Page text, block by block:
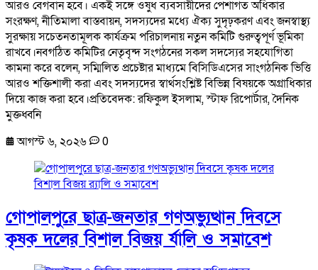
আরও বেগবান হবে। একই সঙ্গে ওষুধ ব্যবসায়ীদের পেশাগত অধিকার
সংরক্ষণ, নীতিমালা বাস্তবায়ন, সদস্যদের মধ্যে ঐক্য সুদৃঢ়করণ এবং জনস্বাস্থ্য
সুরক্ষায় সচেতনতামূলক কার্যক্রম পরিচালনায় নতুন কমিটি গুরুত্বপূর্ণ ভূমিকা
রাখবে।নবগঠিত কমিটির নেতৃবৃন্দ সংগঠনের সকল সদস্যের সহযোগিতা
কামনা করে বলেন, সম্মিলিত প্রচেষ্টার মাধ্যমে বিসিডিএসের সাংগঠনিক ভিত্তি
আরও শক্তিশালী করা এবং সদস্যদের স্বার্থসংশ্লিষ্ট বিভিন্ন বিষয়কে অগ্রাধিকার
দিয়ে কাজ করা হবে।প্রতিবেদক: রফিকুল ইসলাম, স্টাফ রিপোর্টার, দৈনিক
মুক্তধ্বনি
আগস্ট ৬, ২০২৬
0
গোপালপুরে ছাত্র-জনতার গণঅভ্যুত্থান দিবসে
কৃষক দলের বিশাল বিজয় র্যালি ও সমাবেশ